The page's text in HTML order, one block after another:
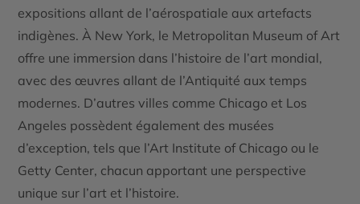
expositions allant de l’aérospatiale aux artefacts
indigènes. À New York, le Metropolitan Museum of Art
offre une immersion dans l’histoire de l’art mondial,
avec des œuvres allant de l’Antiquité aux temps
modernes. D’autres villes comme Chicago et Los
Angeles possèdent également des musées
d’exception, tels que l’Art Institute of Chicago ou le
Getty Center, chacun apportant une perspective
unique sur l’art et l’histoire.